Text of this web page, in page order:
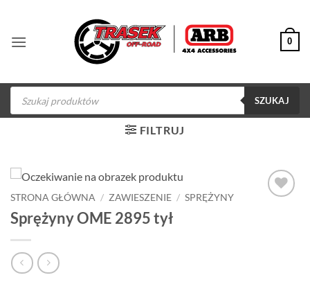
zawartości
0
Wyszukiwarka
produktów
SZUKAJ
FILTRUJ
STRONA GŁÓWNA / ZAWIESZENIE / SPRĘŻYNY
Sprężyny OME 2895 tył